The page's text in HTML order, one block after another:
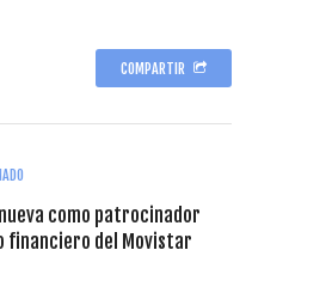
COMPARTIR
como patrocinador
financiero del Movistar